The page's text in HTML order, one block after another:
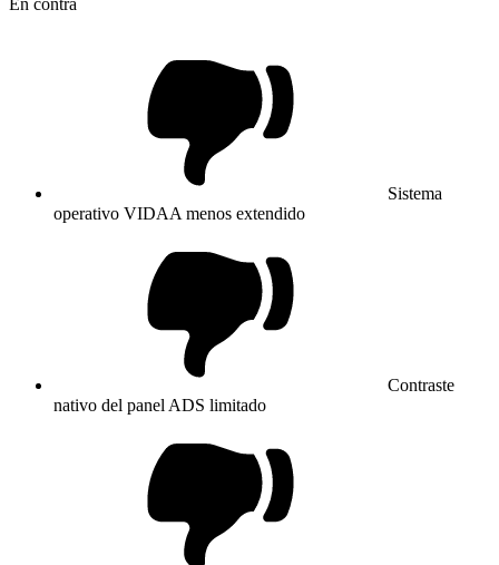
Sistema
operativo VIDAA menos extendido
Contraste
nativo del panel ADS limitado